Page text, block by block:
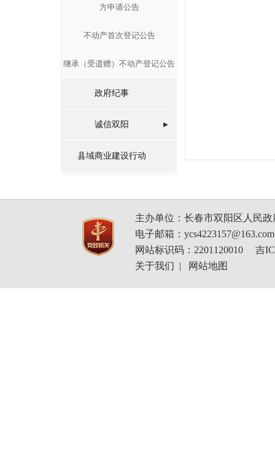
方申请公告
不动产首次登记公告
继承（受遗赠）不动产登记公告
政府纪事
诚信双阳
县域商业建设行动
主办单位：长春市双阳区人民政
电子邮箱：ycs4223157@163.com
网站标识码：2201120010
吉
关于我们 | 网站地图